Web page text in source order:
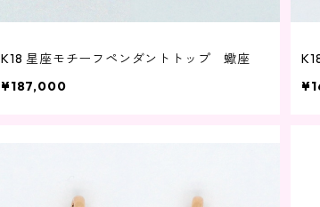
K18 星座モチーフペンダントトップ 蠍座
¥187,000